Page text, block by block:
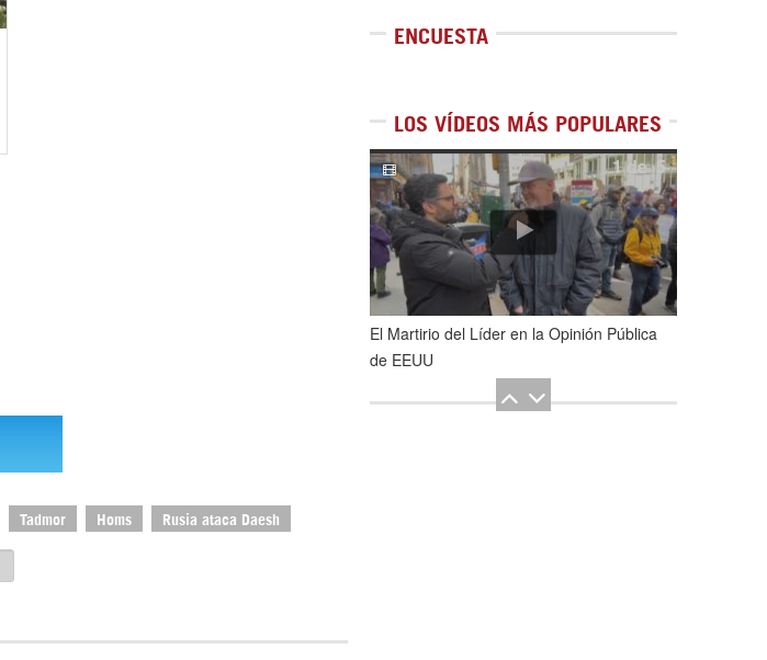
Tadmor Homs Rusia ataca Daesh
ENCUESTA
LOS VÍDEOS MÁS POPULARES
1de5
El Martirio del Líder en la Opinión Pública
de EEUU